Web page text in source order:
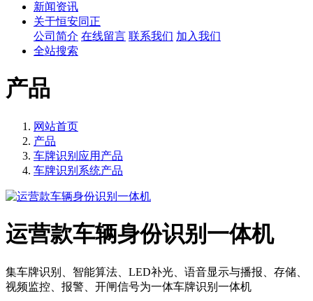
新闻资讯
关于恒安同正
公司简介 在线留言 联系我们 加入我们
全站搜索
产品
网站首页
产品
车牌识别应用产品
车牌识别系统产品
运营款车辆身份识别一体机
集车牌识别、智能算法、LED补光、语音显示与播报、存储、
视频监控、报警、开闸信号为一体车牌识别一体机